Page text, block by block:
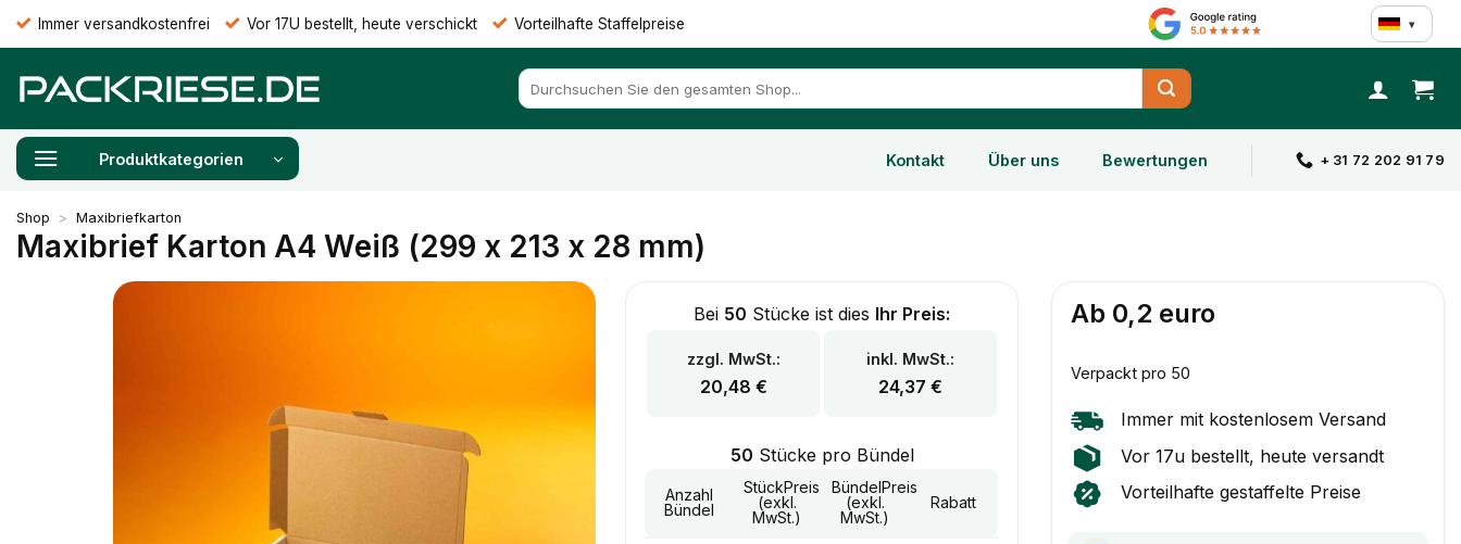
Zum
Immer versandkostenfrei Vor 17U bestellt, heute verschickt Vorteilhafte Staffelpreise ▾
Suchen
nach:
Produktkategorien Kontakt Über uns Bewertungen + 31 72 202 91 79
Shop > Maxibriefkarton
Maxibrief Karton A4 Weiß (299 x 213 x 28 mm)
Bei 50 Stücke ist dies Ihr Preis:
zzgl. MwSt.:
20,48 €
inkl. MwSt.:
24,37 €
50 Stücke pro Bündel
Anzahl
Bündel
StückPreis
(exkl.
MwSt.)
BündelPreis
(exkl.
MwSt.)
Rabatt
Ab 0,2 euro
Verpackt pro 50
Immer mit kostenlosem Versand
Vor 17u bestellt, heute versandt
Vorteilhafte gestaffelte Preise